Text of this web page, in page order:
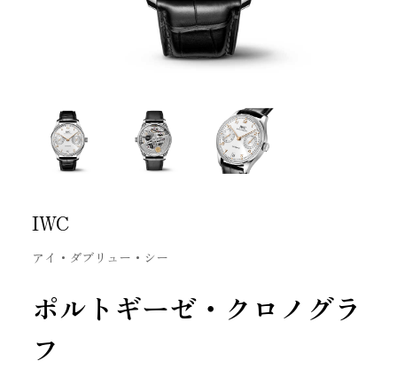
IWC
アイ・ダブリュー・シー
ポルトギーゼ・クロノグラ
フ